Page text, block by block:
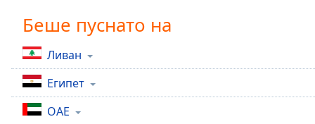
Chapters
Descriptions
descriptions
off,
selected
Беше пуснато на
Ливан
Египет
ОАЕ